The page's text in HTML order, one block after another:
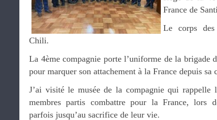
France de
Le corps
Chili.
La 4ème compagnie porte l’uniforme de la brigade
pour marquer son attachement à la France depuis sa
J’ai visité le musée de la compagnie qui rappelle
membres partis combattre pour la France, lors
parfois jusqu’au sacrifice de leur vie.